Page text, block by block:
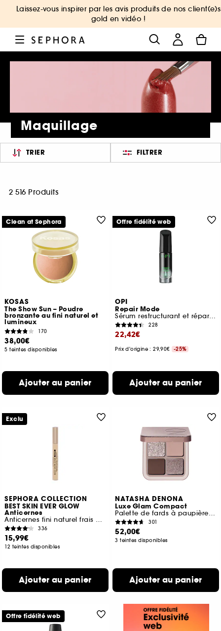
Laissez-vous inspirer par les avis produits de nos client(e)s
gold en vidéo !
Maquillage
TRIER FILTRER
2 516 Produits
KOSAS
The Show Sun – Poudre
bronzante au fini naturel et
lumineux
170
38,00€
5 teintes disponibles
Ajouter au panier
Clean at Sephora
OPI
Repair Mode
Sérum restructurant et réparateur profond de l'ongle
228
22,42€
Prix d'origine : 29,90€ -25%
Ajouter au panier
Offre fidélité web
SEPHORA COLLECTION
BEST SKIN EVER GLOW
Anticernes
Anticernes fini naturel frais et lumineux
336
15,99€
12 teintes disponibles
Ajouter au panier
Exclu
NATASHA DENONA
Luxe Glam Compact
Palette de fards à paupières quad
301
52,00€
3 teintes disponibles
Ajouter au panier
Offre fidélité web